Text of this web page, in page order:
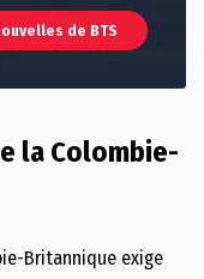
de BTS
la Colombie-
Britannique exige